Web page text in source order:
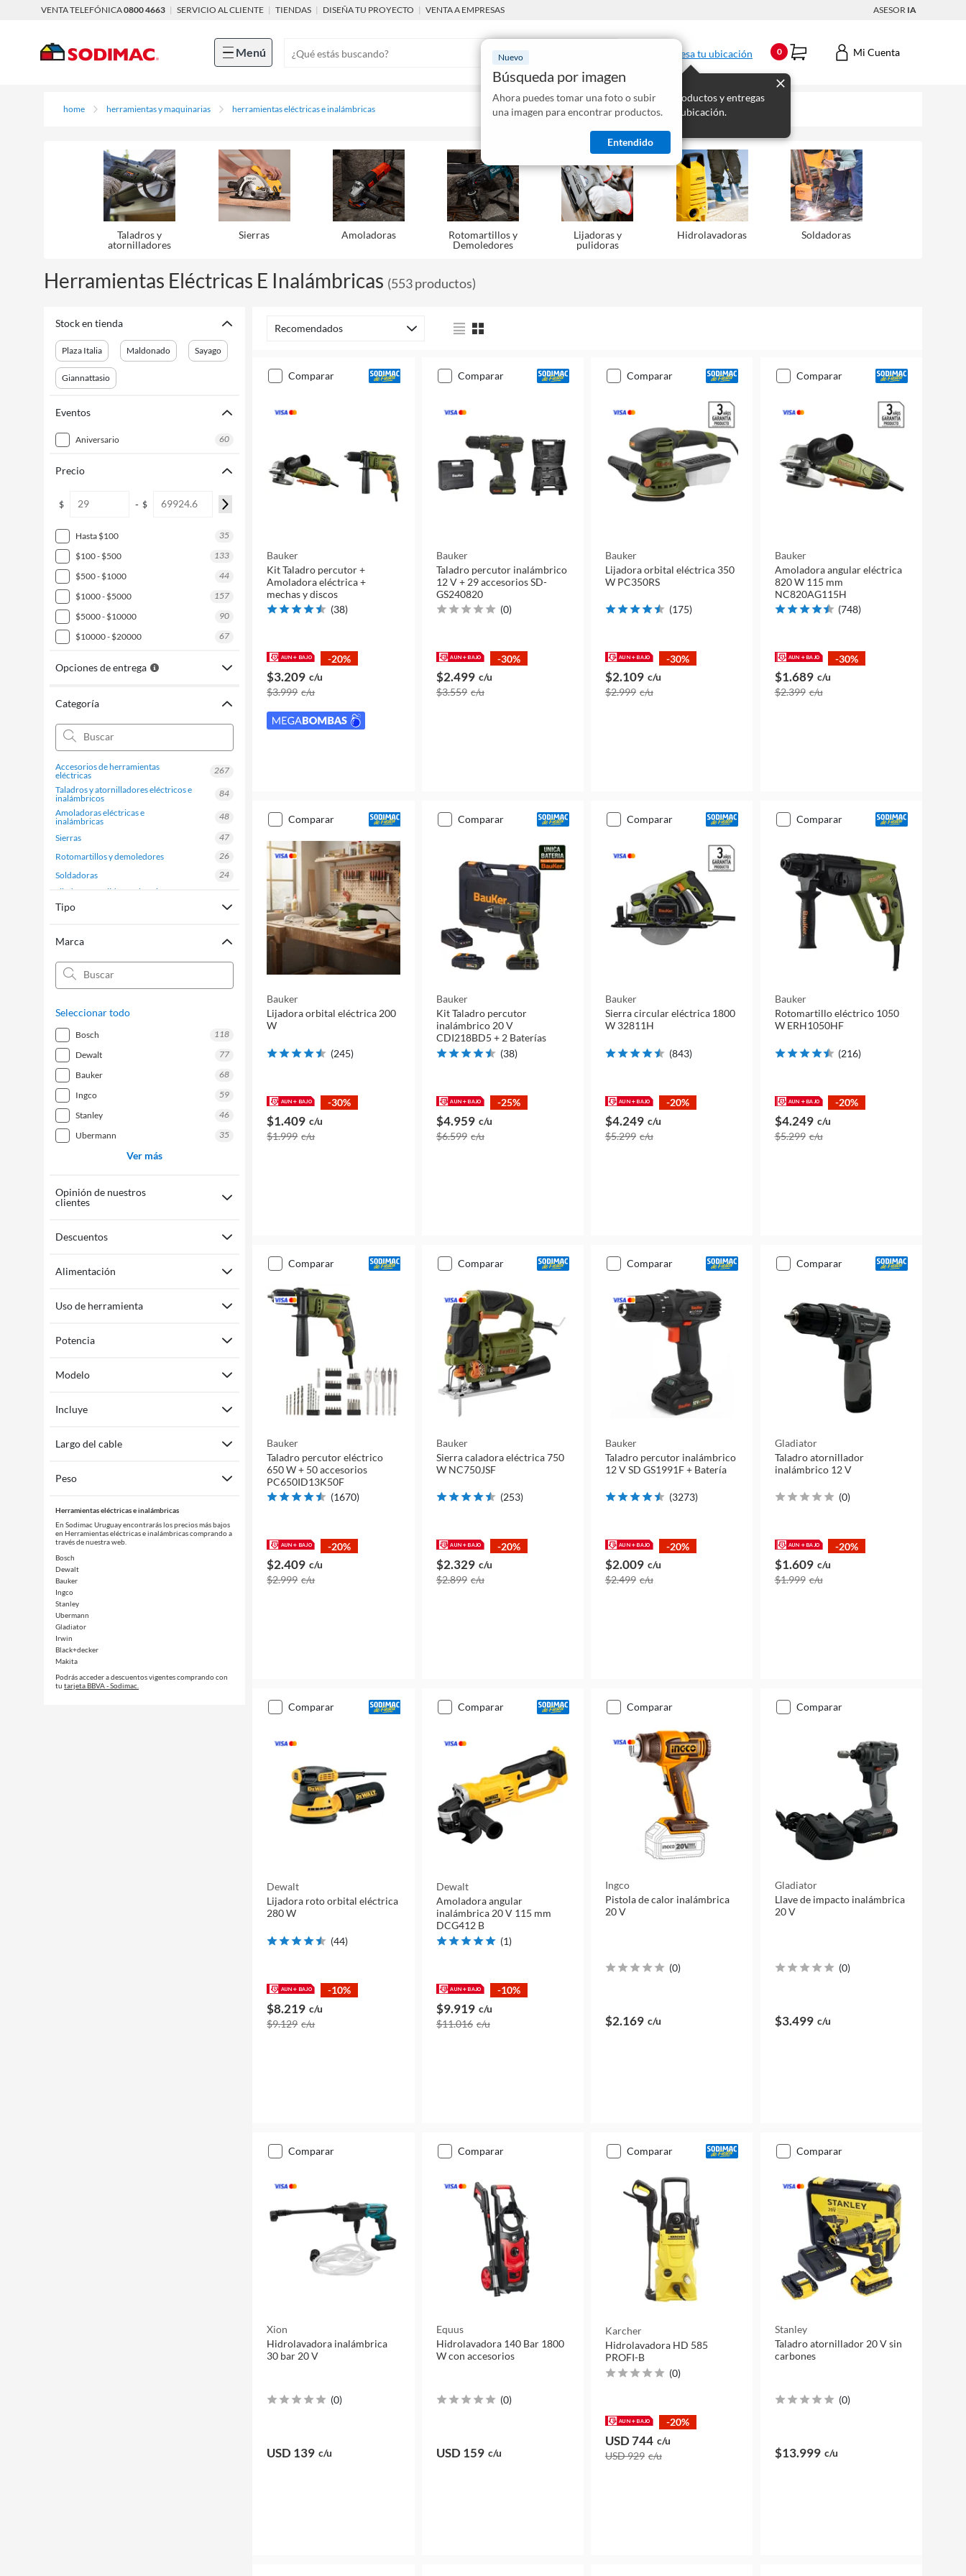
VENTA TELEFÓNICA0800 4663 | SERVICIO AL CLIENTE | TIENDAS | DISEÑA TU PROYECTO | VENTA A EMPRESAS ASESOR IA
Menú Nuevo
Búsqueda por imagen
Ahora puedes tomar una foto o subir
una imagen para encontrar productos.
Entendido
Ingresa tu ubicación
Mostraremos los productos y entregas
disponibles para tu ubicación.
0 Mi Cuenta
home herramientas y maquinarias herramientas eléctricas e inalámbricas
Taladros y
atornilladores
Sierras Amoladoras
Rotomartillos y
Demoledores
Lijadoras y
pulidoras
Hidrolavadoras Soldadoras
Herramientas Eléctricas E Inalámbricas (553productos)
Stock en tienda
Plaza Italia Maldonado Sayago
Giannattasio
Eventos
aniversario 60
Precio
$ - $
hasta $100
35
$100 - $500
133
$500 - $1000
44
$1000 - $5000
157
$5000 - $10000
90
$10000 - $20000
67
Opciones de entrega
Categoría
accesorios de herramientas
eléctricas
267
taladros y atornilladores eléctricos e
inalámbricos
84
amoladoras eléctricas e
inalámbricas
48
sierras
47
rotomartillos y demoledores
26
soldadoras
24
inalámbricas
7
herramientas multipropósito
cepillos eléctricos
Tipo
Marca
Seleccionar todo
bosch
118
dewalt
77
bauker
68
ingco
59
stanley
46
ubermann
35
Ver más
Opinión de nuestros
clientes
Descuentos
Alimentación
Uso de herramienta
Potencia
Modelo
Incluye
Largo del cable
Peso
Herramientas eléctricas e inalámbricas
En Sodimac Uruguay encontrarás los precios más bajos
en Herramientas eléctricas e inalámbricas comprando a
través de nuestra web.
Bosch
Dewalt
Bauker
Ingco
Stanley
Ubermann
Gladiator
Irwin
Black+decker
Makita
Podrás acceder a descuentos vigentes comprando con
tu tarjeta BBVA - Sodimac.
Recomendados
comparar
Bauker
Kit Taladro percutor +
Amoladora eléctrica +
mechas y discos
(38)
-20%
$3.209 c/u
$3.999 c/u
comparar
Bauker
Taladro percutor inalámbrico
12 V + 29 accesorios SD-
GS240820
(0)
-30%
$2.499 c/u
$3.559 c/u
comparar
Bauker
Lijadora orbital eléctrica 350
W PC350RS
(175)
-30%
$2.109 c/u
$2.999 c/u
comparar
Bauker
Amoladora angular eléctrica
820 W 115 mm
NC820AG115H
(748)
-30%
$1.689 c/u
$2.399 c/u
comparar
Bauker
Lijadora orbital eléctrica 200
W
(245)
-30%
$1.409 c/u
$1.999 c/u
comparar
Bauker
Kit Taladro percutor
inalámbrico 20 V
CDI218BD5 + 2 Baterías
(38)
-25%
$4.959 c/u
$6.599 c/u
comparar
Bauker
Sierra circular eléctrica 1800
W 32811H
(843)
-20%
$4.249 c/u
$5.299 c/u
comparar
Bauker
Rotomartillo eléctrico 1050
W ERH1050HF
(216)
-20%
$4.249 c/u
$5.299 c/u
comparar
Bauker
Taladro percutor eléctrico
650 W + 50 accesorios
PC650ID13K50F
(1670)
-20%
$2.409 c/u
$2.999 c/u
comparar
Bauker
Sierra caladora eléctrica 750
W NC750JSF
(253)
-20%
$2.329 c/u
$2.899 c/u
comparar
Bauker
Taladro percutor inalámbrico
12 V SD GS1991F + Batería
(3273)
-20%
$2.009 c/u
$2.499 c/u
comparar
Gladiator
Taladro atornillador
inalámbrico 12 V
(0)
-20%
$1.609 c/u
$1.999 c/u
comparar
Dewalt
Lijadora roto orbital eléctrica
280 W
(44)
-10%
$8.219 c/u
$9.129 c/u
comparar
Dewalt
Amoladora angular
inalámbrica 20 V 115 mm
DCG412 B
(1)
-10%
$9.919 c/u
$11.016 c/u
comparar
Ingco
Pistola de calor inalámbrica
20 V
(0)
$2.169 c/u
comparar
Gladiator
Llave de impacto inalámbrica
20 V
(0)
$3.499 c/u
comparar
Xion
Hidrolavadora inalámbrica
30 bar 20 V
(0)
USD 139 c/u
comparar
Equus
Hidrolavadora 140 Bar 1800
W con accesorios
(0)
USD 159 c/u
comparar
Karcher
Hidrolavadora HD 585
PROFI-B
(0)
-20%
USD 744 c/u
USD 929 c/u
comparar
Stanley
Taladro atornillador 20 V sin
carbones
(0)
$13.999 c/u